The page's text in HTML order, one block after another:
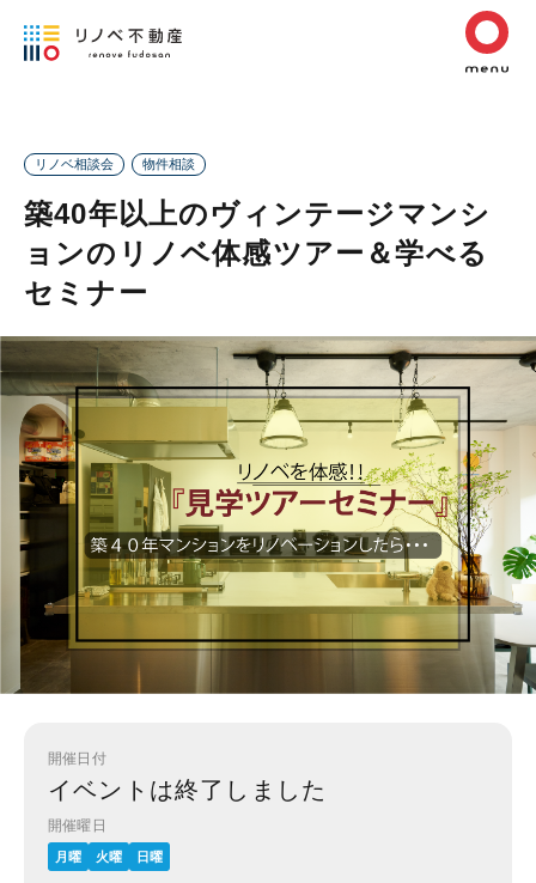
リノベ相談会 物件相談
築40年以上のヴィンテージマンシ
ョンのリノベ体感ツアー＆学べる
セミナー
開催日付
イベントは終了しました
開催曜日
月曜 火曜 日曜